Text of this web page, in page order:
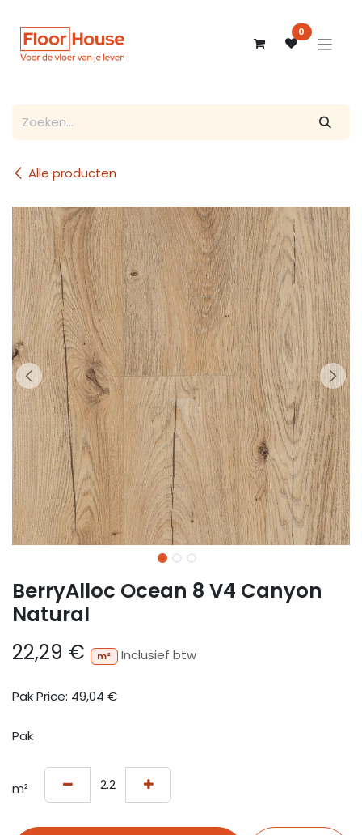
0
Alle producten
BerryAlloc Ocean 8 V4 Canyon
Natural
22,29 € m² Inclusief btw
Pak Price: 49,04 €
Pak
m²